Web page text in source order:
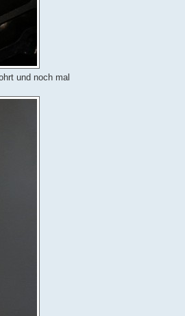
und noch mal